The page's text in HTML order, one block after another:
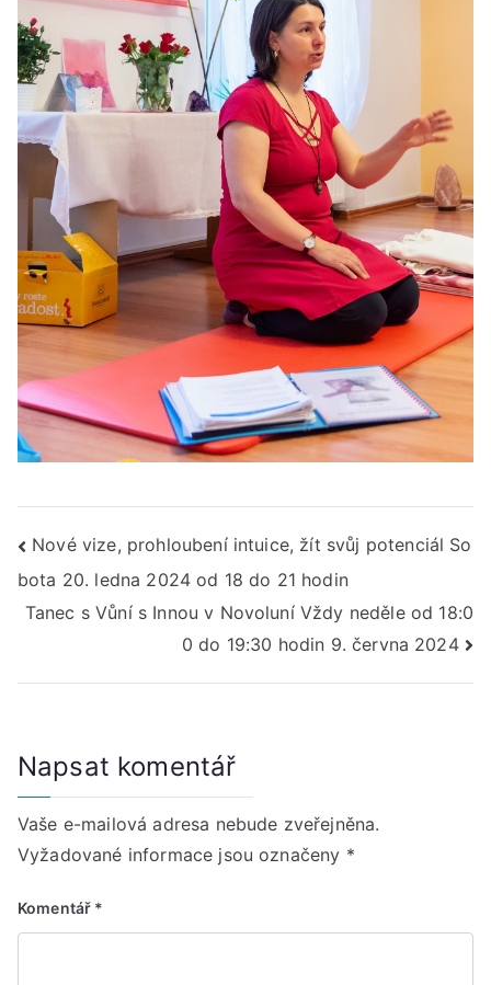
Navigace
pro
Nové vize, prohloubení intuice, žít svůj potenciál So
bota 20. ledna 2024 od 18 do 21 hodin
Tanec s Vůní s Innou v Novoluní Vždy neděle od 18:0
0 do 19:30 hodin 9. června 2024
Napsat komentář
Vaše e-mailová adresa nebude zveřejněna.
Vyžadované informace jsou označeny *
Komentář *